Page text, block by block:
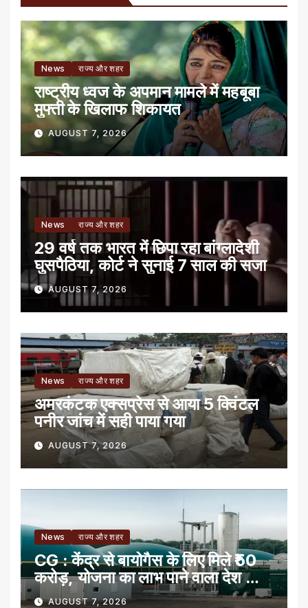
News राज्य और शहर
राष्ट्रीय ध्वज के अपमान मामले में महबूबा
मुफ्ती के खिलाफ शिकायत
AUGUST 7, 2026
News राज्य और शहर
29 वर्ष तक भारत में छिपा रहा बांग्लादेशी
घुसपैठिया, कोर्ट ने सुनाई 7 साल की सजा
AUGUST 7, 2026
News राज्य और शहर
अमरकंटक एक्सप्रेस से आया 5 क्विंटल
पनीर जांच में सही पाया गया
AUGUST 7, 2026
News राज्य और शहर
CG : केंद्र से बायोगैस के लिए मिले ₹50
करोड़, योजना का लाभ पाने वाला देश का
पहला राज्य
AUGUST 7, 2026